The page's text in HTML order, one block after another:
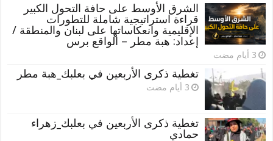
الشرق الأوسط على حافة التحول الكبير
قراءة استراتيجية شاملة للتطورات
الإقليمية وانعكاساتها على لبنان والمنطقة /
إعداد: هبة مطر – الواقع برس
تغطية ذكرى الأربعين في بعلبك_هبة مطر
تغطية ذكرى الأربعين في بعلبك_زهراء
حمادي